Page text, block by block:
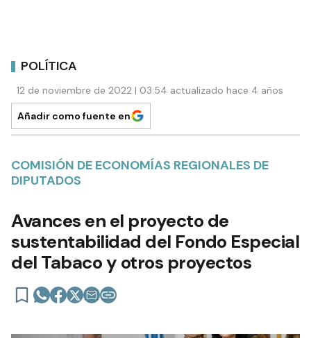
POLÍTICA
12 de noviembre de 2022 | 03:54 actualizado hace 4 años
Añadir como fuente en
COMISIÓN DE ECONOMÍAS REGIONALES DE
DIPUTADOS
Avances en el proyecto de
sustentabilidad del Fondo Especial
del Tabaco y otros proyectos